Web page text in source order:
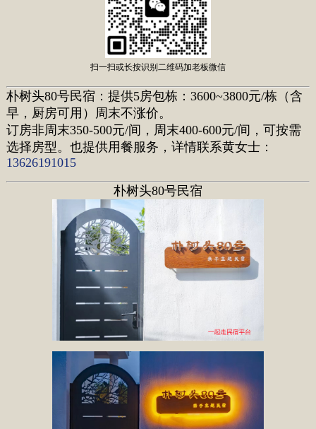
扫一扫或长按识别二维码加老板微信
朴树头80号民宿：提供5房包栋：3600~3800元/栋（含
早，厨房可用）周末不涨价。
订房非周末350-500元/间，周末400-600元/间，可按需
选择房型。也提供用餐服务 ， 详情联系黄女士：
13626191015
朴树头80号民宿